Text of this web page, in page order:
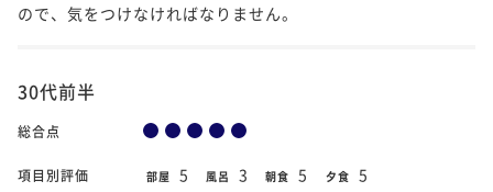
ので、気をつけなければなりません。
30代前半
総合点
項目別評価 部屋 5 風呂 3 朝食 5 夕食 5